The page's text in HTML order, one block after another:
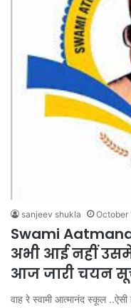
sanjeev shukla October
Swami
अभी आई नहीं
आज जारी चयन
वाह रे स्वामी आत्मानंद स्कूल